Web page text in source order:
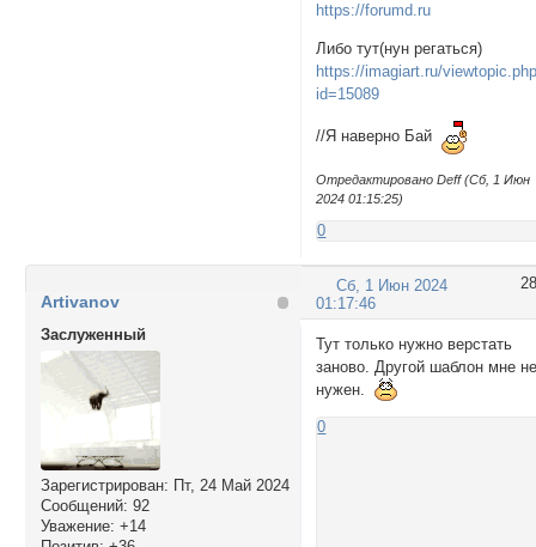
https://forumd.ru
Либо тут(нун регаться)
https://imagiart.ru/
id=15089
//Я наверно Бай
Отредактировано Deff (Сб, 1 Июн
2024 01:15:25)
0
28
Сб, 1 Июн 2024
01:17:46
Artivanov
Заслуженный
Зарегистрирован: Пт, 24 Май 2024
Сообщений: 92
Уважение: +14
Тут только нужно верстать
заново. Другой шаблон мне
нужен.
0